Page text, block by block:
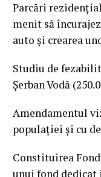
Parcări
menit să
auto și crearea
Studiu de
Șerban Vodă
Amendamentul
populației și cu
Constituirea
unui fond